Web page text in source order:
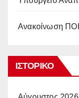
Ανακοίνωση
ΙΣΤΟΡΙΚΌ